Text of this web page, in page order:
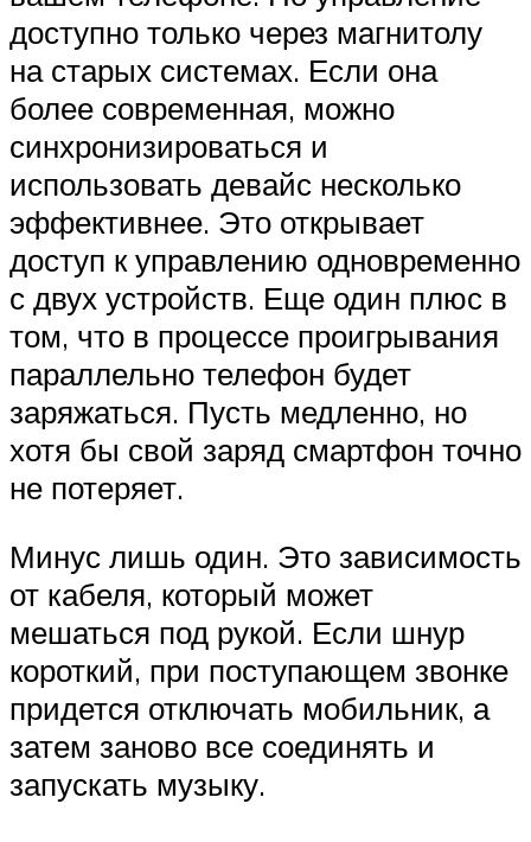
доступно только через магнитолу
на старых системах. Если она
более современная, можно
синхронизироваться и
использовать девайс несколько
эффективнее. Это открывает
доступ к управлению одновременно
с двух устройств. Еще один плюс в
том, что в процессе проигрывания
параллельно телефон будет
заряжаться. Пусть медленно, но
хотя бы свой заряд смартфон точно
не потеряет.
Минус лишь один. Это зависимость
от кабеля, который может
мешаться под рукой. Если шнур
короткий, при поступающем звонке
придется отключать мобильник, а
затем заново все соединять и
запускать музыку.